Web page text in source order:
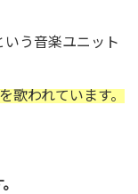
いう音楽ユニット
歌われています。